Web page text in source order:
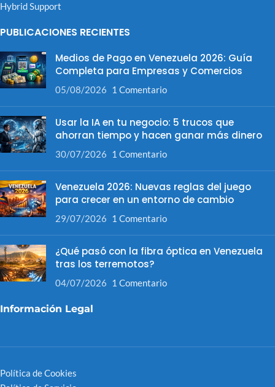
Hybrid Support
PUBLICACIONES RECIENTES
Medios de Pago en Venezuela 2026: Guía
Completa para Empresas y Comercios
05/08/2026 1 Comentario
Usar la IA en tu negocio: 5 trucos que
ahorran tiempo y hacen ganar más dinero
30/07/2026 1 Comentario
Venezuela 2026: Nuevas reglas del juego
para crecer en un entorno de cambio
29/07/2026 1 Comentario
¿Qué pasó con la fibra óptica en Venezuela
tras los terremotos?
04/07/2026 1 Comentario
Información Legal
Política de Cookies